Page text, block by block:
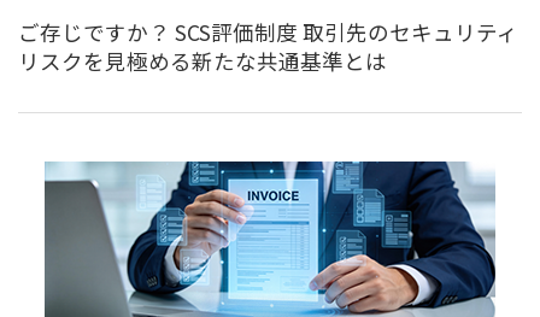
ご存じですか？ SCS評価制度 取引先のセキュリティ
リスクを見極める新たな共通基準とは